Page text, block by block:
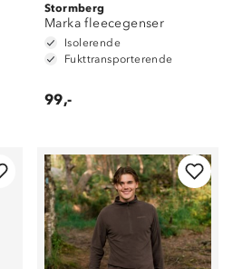
Stormberg
Marka fleecegenser
Isolerende
Fukttransporterende
99,-